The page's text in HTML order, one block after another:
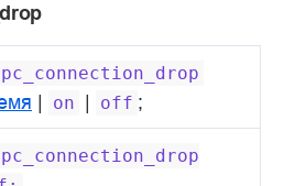
| on | off ;